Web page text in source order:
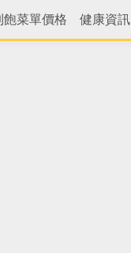
飽菜單價格 健康資訊